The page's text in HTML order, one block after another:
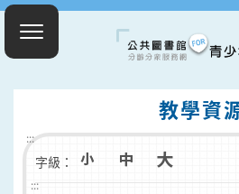
教學資
:::
字級：
:::